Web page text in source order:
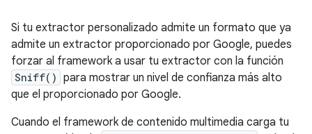
Si tu extractor personalizado admite un formato que ya
admite un extractor proporcionado por Google, puedes
forzar al framework a usar tu extractor con la función
Sniff() para mostrar un nivel de confianza más alto
que el proporcionado por Google.
Cuando el framework de contenido multimedia carga tu